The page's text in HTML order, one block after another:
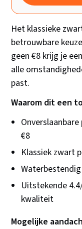
Het klassieke
betrouwbare
geen €8 krijg je
alle
past.
Waarom dit een
€8
Klassiek zwart
Uitstekende
kwaliteit
Mogelijke